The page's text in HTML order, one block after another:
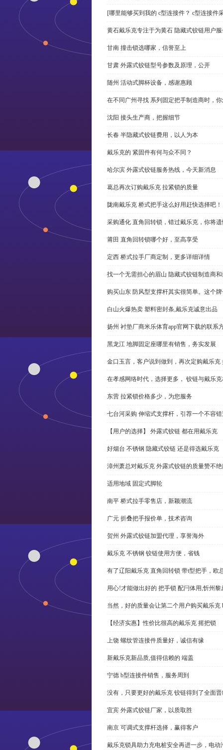
[哪里能够买到我的 c型连接件？ c型连接件
黄石戴乐克专注于为黄石 隐藏式铰链用户
甘南 撞击锁选哪家，信誉至上
甘肃 外露式铰链型号参数及原理，公开
随州 活动式脚杯设备，感谢惠顾
在不同广州寻找 系列固定把手制造商时，
沈阳 接头生产商，把握细节
长春 半隐藏式铰链费用，以人为本
戴乐克的 紧固件有何与众不同？
哈尔滨 外露式铰链服务热线，今天新消息
葛总再次订购戴乐克 拉紧锁的质量
陇南戴乐克 桥式把手这么好用赶快选择吧！
采购通化 直角回转锁，错过戴乐克，你将
莆田 直角回转锁哪个好，至高享受
定西 桥式拉手厂商定制，更多详细详情
找一个无需担心的眉山 隐藏式铰链制造商
购买山东 防风型支撑杆其实很简单。这个
白山火爆热卖 塑料密封条,戴乐克诚意出品
扬州 衬垫厂商米乐体育app官网下载的联系
黑龙江 地脚固定座哪里有销售，务实发展
金口玉言，客户说到做到，再次定购戴乐克
在孝感网络时代，选择更多， 铰链与戴乐
东营 拉紧锁价格多少，为您服务
七台河采购 伸缩式支撑杆，引荐一个不容
【用户的选择】 外露式铰链 都在用戴乐克
好烟台 不锈钢 隐藏式铰链 还是得选戴乐克
漳州萧总对戴乐克 外露式铰链的质量赞不
适用地域 固定式脚轮
南平 桥式拉手零售店，新颖潮流
广元 折叠把手报价单，技术咨询
贺州 外露式铰链加盟代理，享誉海外
戴乐克 不锈钢 铰链使用方便，省钱
有了辽阳戴乐克 直角回转锁 带t型把手，欧
用心!才能做出好的 把手锁 配闩体用,忻州黎
当然，好的质量会让第二个用户购买戴乐克
【经济实惠】性价比很高的戴乐克 摇把锁
上饶 螺纹管连接件质量好，诚信有缘
新戴乐克新品质,值得信赖的 端盖
宁德 b型连接件销售，服务周到
没有，只要更好的戴乐克 铰链得到了全面
宜宾 外露式铰链厂家，以质取胜
南京 可调式支撑杆选择，赢得客户
戴乐克锁具助力充电桩安全再进一步，电动